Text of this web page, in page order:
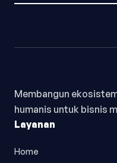
Membangun
humanis untuk bisnis
Layanan
Home